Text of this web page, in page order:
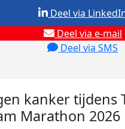
Deel via e-mail
Deel via SMS
Deel via
kanker tijdens
Marathon 2026